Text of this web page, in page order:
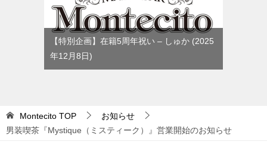
【特別企画】在籍5周年祝い – しゅか
2025
年12月8日
Montecito TOP
お知らせ
男装喫茶『Mystique（ミスティーク）』営業開始のお知らせ